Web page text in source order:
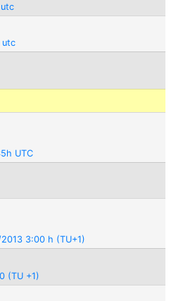
utc
UTC
3:00 h (TU+1)
(TU +1)